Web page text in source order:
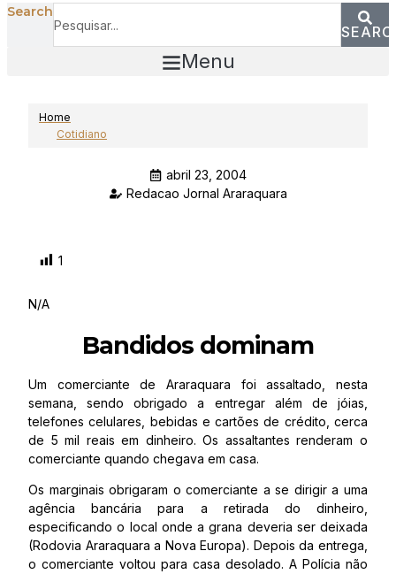
Search
Menu
Home
Cotidiano
abril 23, 2004
Redacao Jornal Araraquara
1
N/A
Bandidos dominam
Um comerciante de Araraquara foi assaltado, nesta
semana, sendo obrigado a entregar além de jóias,
telefones celulares, bebidas e cartões de crédito, cerca
de 5 mil reais em dinheiro. Os assaltantes renderam o
comerciante quando chegava em casa.
Os marginais obrigaram o comerciante a se dirigir a uma
agência bancária para a retirada do dinheiro,
especificando o local onde a grana deveria ser deixada
(Rodovia Araraquara a Nova Europa). Depois da entrega,
o comerciante voltou para casa desolado. A Polícia não